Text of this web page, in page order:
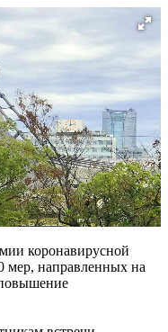
коронавирусной
мер, направленных на